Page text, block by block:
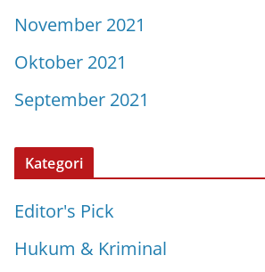
November 2021
Oktober 2021
September 2021
Kategori
Editor's Pick
Hukum & Kriminal